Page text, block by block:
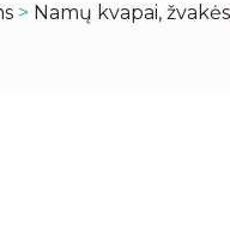
> Namų kvapai, žvakės